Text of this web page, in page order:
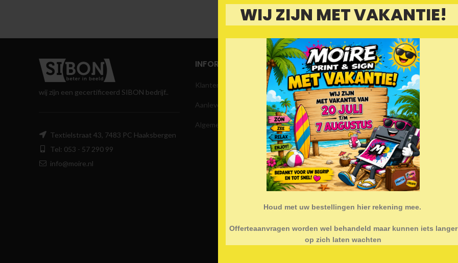
WIJ ZIJN MET VAKANTIE!
Houd met uw bestellingen hier rekening mee.
Offerteaanvragen worden wel behandeld maar kunnen iets langer
op zich laten wachten
wij zijn een gecertificeerd SIBON bedrijf..
Textielstraat 43, 7483 PC Haaksbergen
Tel: 053 - 57 290 99
info@moire.nl
INFORMATIE
Klantenservice
Aanlever specificaties
Algemene voorwaarden
PRODUCTCATEGORIEËN
Accessoires
Alles
Beurs & Evenement
Binnenreclame
Buitenreclame
Corona preventie
Geboortetegeltjes
Interieur
Materialen
Renolit Paintfilm